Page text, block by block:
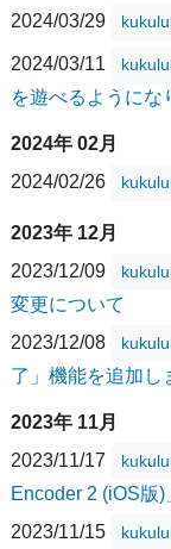
2024/03/29
2024/03/11
を遊べるようにな
2024年 02月
2024/02/26
2023年 12月
2023/12/09
変更について
2023/12/08
了」機能を追加し
2023年 11月
2023/11/17
Encoder 2 (iOS版
2023/11/15